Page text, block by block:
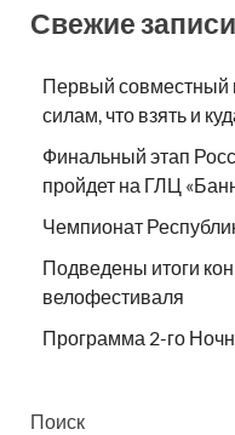
Свежие записи
Первый совместный
силам, что взять и
Финальный этап
пройдет на ГЛЦ
Чемпионат
Подведены итоги
велофестиваля
Программа 2-го
Поиск